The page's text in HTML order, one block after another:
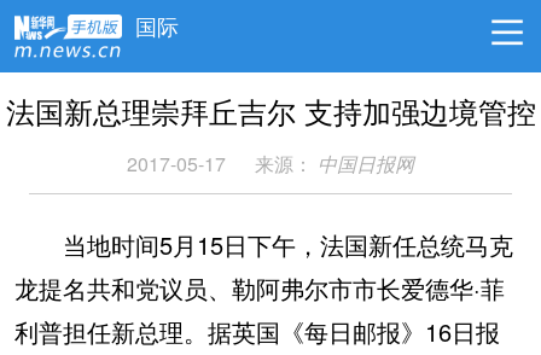
国际
法国新总理崇拜丘吉尔 支持加强边境管控
2017-05-17 来源： 中国日报网
当地时间5月15日下午，法国新任总统马克
龙提名共和党议员、勒阿弗尔市市长爱德华·菲
利普担任新总理。据英国《每日邮报》16日报